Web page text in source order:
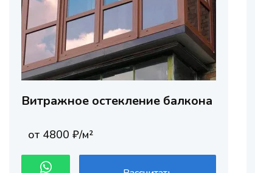
Витражное остекление балкона
от 4800 ₽/м²